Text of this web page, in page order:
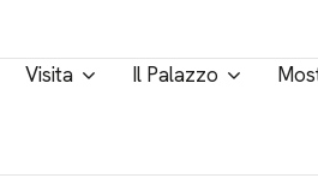
Visita Il Palazzo